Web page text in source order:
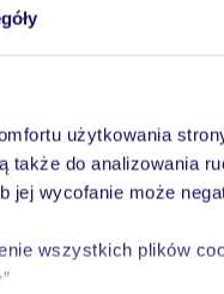
użytkowania
do analizowania
wycofanie może
wszystkich plików